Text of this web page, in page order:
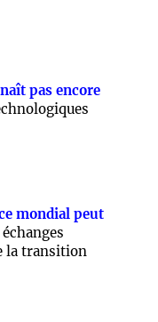
pas encore
mondial peut
la transition